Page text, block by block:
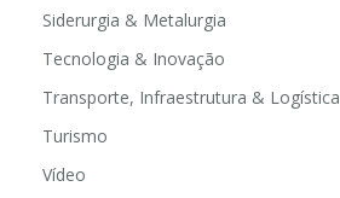
Siderurgia & Metalurgia
Tecnologia & Inovação
Transporte, Infraestrutura & Logística
Turismo
Vídeo